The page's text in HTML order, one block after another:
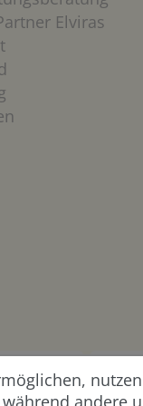
Elviras
andere